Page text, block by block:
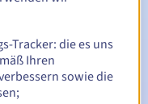
über die
Tracker: die es uns
Ihren
sowie die